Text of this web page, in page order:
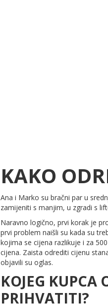
KAKO
Ana i Marko su bračni par u
zamijeniti s manjim, u zgradi s
Naravno logično, prvi korak je
prvi problem naišli su kada su
kojima se cijena razlikuje i za
cijena. Zaista odrediti cijenu
objavili su oglas.
KOJEG KUPCA
PRIHVATITI?